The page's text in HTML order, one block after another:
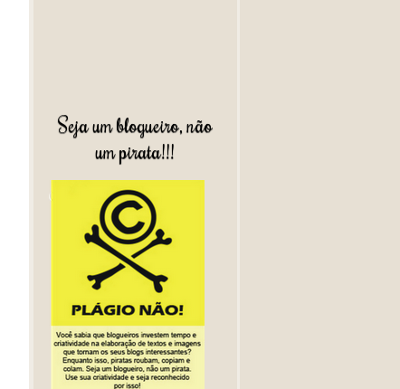
Seja um blogueiro, não
um pirata!!!